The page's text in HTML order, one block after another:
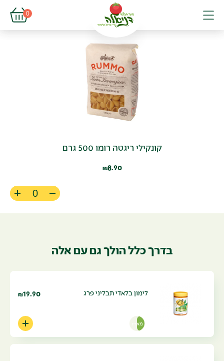
0
פתיחת
פתיחת
קונקילי ריגטה רומו 500 גרם
₪8.90
בדרך כלל הולך גם עם אלה
לימון בלאדי תבליני פרג ₪19.90
מארז